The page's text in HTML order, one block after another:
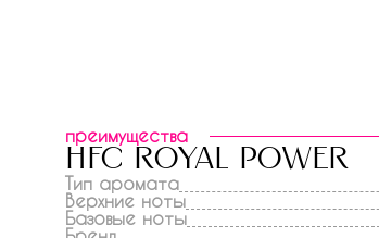
преимущества
hfc royal power
Тип аромата
Верхние ноты
Базовые ноты